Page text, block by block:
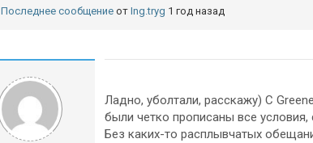
Последнее сообщение от Ing.tryg 1 год назад
Ладно, уболтали, расскажу) С
были четко прописаны все
Без каких-то расплывчатых